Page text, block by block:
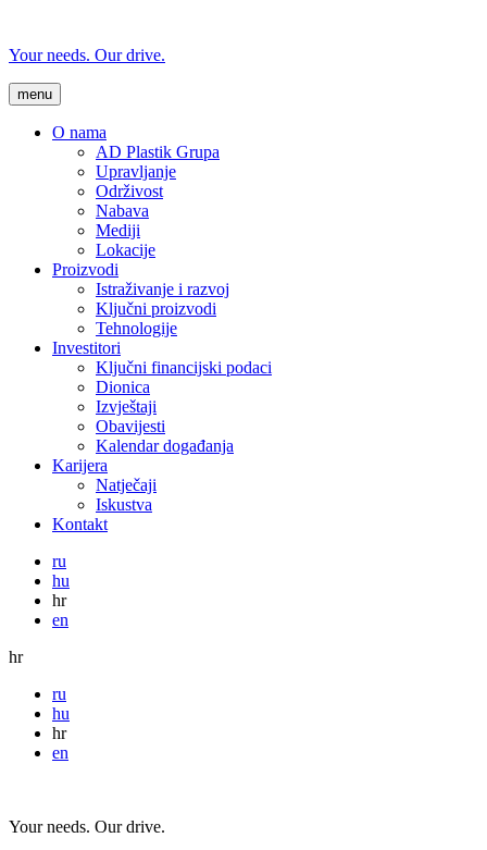
Your needs. Our drive.
menu
O nama
AD Plastik Grupa
Upravljanje
Održivost
Nabava
Mediji
Lokacije
Proizvodi
Istraživanje i razvoj
Ključni proizvodi
Tehnologije
Investitori
Ključni financijski podaci
Dionica
Izvještaji
Obavijesti
Kalendar događanja
Karijera
Natječaji
Iskustva
Kontakt
ru
hu
hr
en
hr
ru
hu
hr
en
Your needs. Our drive.